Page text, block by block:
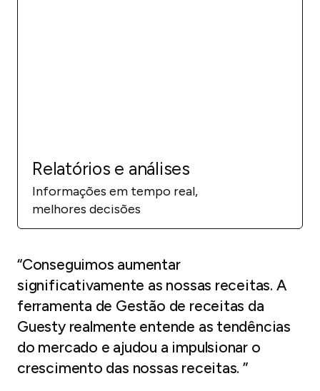
Relatórios e análises
Informações em tempo real,
melhores decisões
“Conseguimos aumentar
significativamente as nossas receitas. A
ferramenta de Gestão de receitas da
Guesty realmente entende as tendências
do mercado e ajudou a impulsionar o
crescimento das nossas receitas. ”